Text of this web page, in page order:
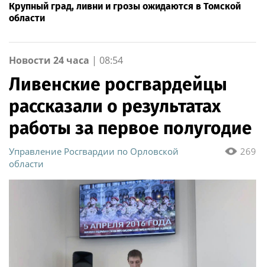
Крупный град, ливни и грозы ожидаются в Томской
области
Новости 24 часа | 08:54
Ливенские росгвардейцы
рассказали о результатах
работы за первое полугодие
269
Управление Росгвардии по Орловской
области